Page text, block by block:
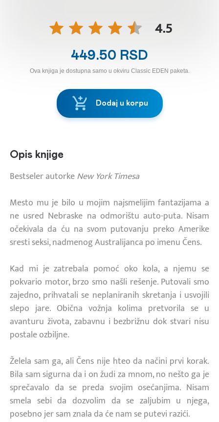
4.5
449.50 RSD
Ova knjiga je dostupna samo u okviru Classic EDEN paketa.
Dodaj u korpu
Opis knjige
Bestseler autorkeNew York Timesa
Mesto mu je bilo u mojim najsmelijim fantazijama a
ne usred Nebraske na odmorištu auto-puta. Nisam
očekivala da ću na svom putovanju preko Amerike
sresti seksi, nadmenog Australijanca po imenu Čens.
Kad mi je zatrebala pomoć oko kola, a njemu se
pokvario motor, brzo smo našli rešenje. Putovali smo
zajedno, prihvatali se neplaniranih skretanja i usvojili
slepo jare. Obična vožnja kolima pretvorila se u
avanturu života, zabavnu i bezbrižnu dok stvari nisu
postale ozbiljne.
Želela sam ga, ali Čens nije hteo da načini prvi korak.
Bila sam sigurna da i on žudi za mnom, no nešto ga je
sprečavalo da se preda svojim osećanjima. Nisam
smela sebi da dozvolim da se zaljubim u njega,
posebno jer sam znala da će nam se putevi razići.